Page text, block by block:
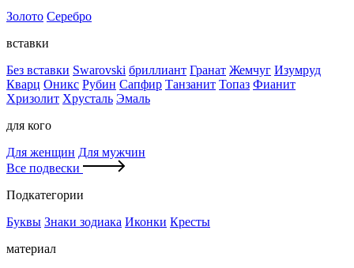
Золото Серебро
вставки
Без вставки Swarovski бриллиант Гранат Жемчуг Изумруд
Кварц Оникс Рубин Сапфир Танзанит Топаз Фианит
Хризолит Хрусталь Эмаль
для кого
Для женщин Для мужчин
Все подвески
Подкатегории
Буквы Знаки зодиака Иконки Кресты
материал